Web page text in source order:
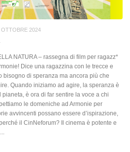
OTTOBRE 2024
NATURA – rassegna di film per ragazz*
Dice una ragazzina con le trecce e
bisogno di speranza ma ancora più che
Quando iniziamo ad agire, la speranza è
pianeta, è ora di far sentire la voce a chi
le domeniche ad Armonie per
avvincenti possano essere d’ispirazione,
il CinNeforum? Il cinema è potente e